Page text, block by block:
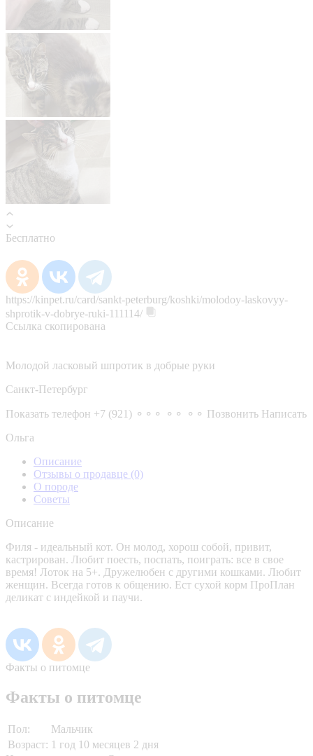
Бесплатно
https://kinpet.ru/card/sankt-peterburg/koshki/molodoy-laskovyy-
shprotik-v-dobrye-ruki-111114/
Ссылка скопирована
Молодой ласковый шпротик в добрые руки
Санкт-Петербург
Показать телефон +7 (921) ⚬⚬⚬ ⚬⚬ ⚬⚬ Позвонить Написать
Ольга
Описание
Отзывы о продавце (0)
О породе
Советы
Описание
Филя - идеальный кот. Он молод, хорош собой, привит,
кастрирован. Любит поесть, поспать, поиграть: все в свое
время! Лоток на 5+. Дружелюбен с другими кошками. Любит
женщин. Всегда готов к общению. Ест сухой корм ПроПлан
деликат с индейкой и паучи.
Факты о питомце
Факты о питомце
Пол:
Мальчик
Возраст: 1 год 10 месяцев 2 дня